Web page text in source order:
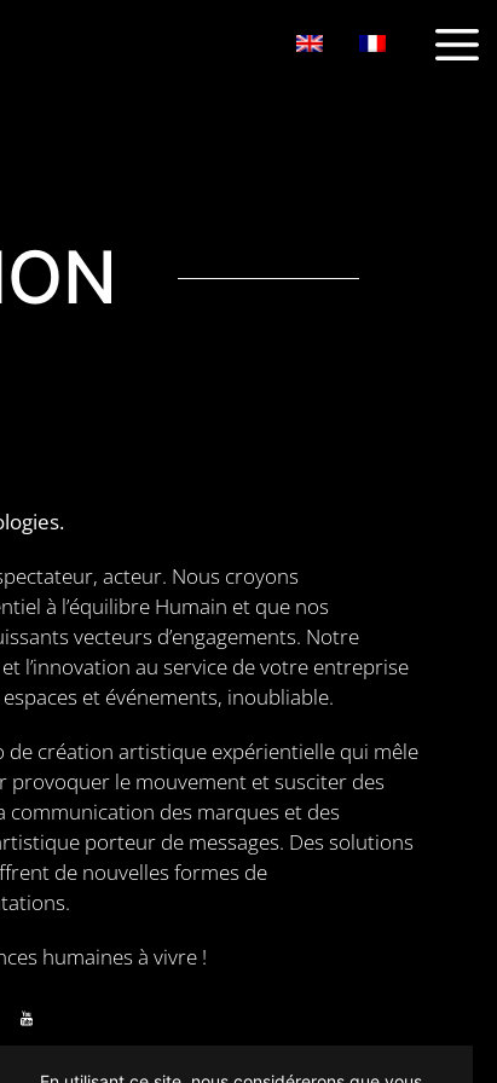
acteur. Nous croyons
à l’équilibre Humain et que nos
vecteurs d’engagements. Notre
l’innovation au service de votre entreprise
et événements, inoubliable.
de création artistique expérientielle qui mêle
provoquer le mouvement et susciter des
des marques et des
porteur de messages. Des solutions
de nouvelles formes de
humaines à vivre !